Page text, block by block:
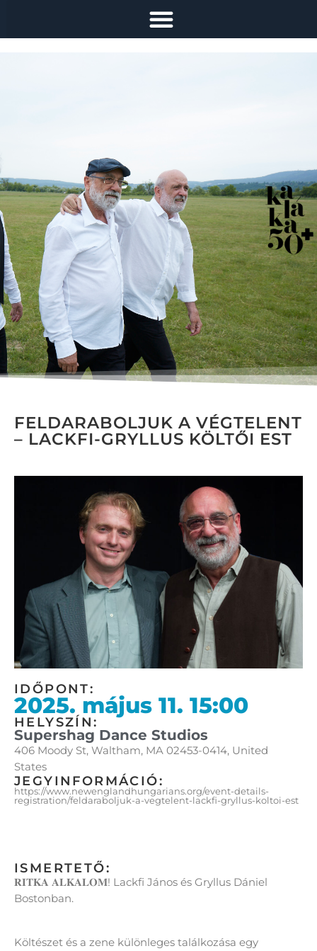
FELDARABOLJUK A VÉGTELENT
– LACKFI-GRYLLUS KÖLTŐI EST
IDŐPONT:
2025. május 11. 15:00
HELYSZÍN:
Supershag Dance Studios
406 Moody St, Waltham, MA 02453-0414, United
States
JEGYINFORMÁCIÓ:
https://www.newenglandhungarians.org/event-details-
registration/feldaraboljuk-a-vegtelent-lackfi-gryllus-koltoi-est
ISMERTETŐ:
𝐑𝐈𝐓𝐊𝐀 𝐀𝐋𝐊𝐀𝐋𝐎𝐌! Lackfi János és Gryllus Dániel
Bostonban.
Költészet és a zene különleges találkozása egy